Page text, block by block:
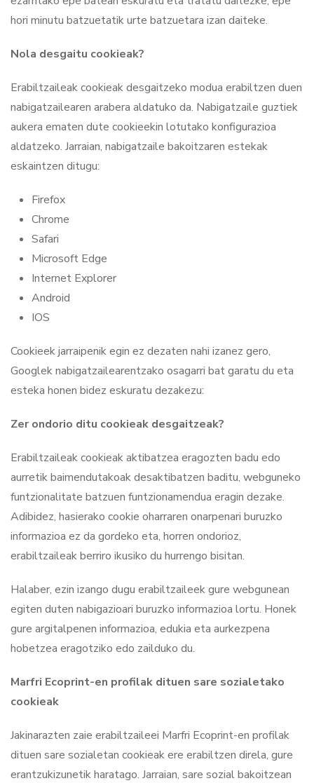
hori minutu batzuetatik urte batzuetara izan daiteke.
Nola desgaitu cookieak?
Erabiltzaileak cookieak desgaitzeko modua erabiltzen duen
nabigatzailearen arabera aldatuko da. Nabigatzaile guztiek
aukera ematen dute cookieekin lotutako konfigurazioa
aldatzeko. Jarraian, nabigatzaile bakoitzaren estekak
eskaintzen ditugu:
Firefox
Chrome
Safari
Microsoft Edge
Internet Explorer
Android
IOS
Cookieek jarraipenik egin ez dezaten nahi izanez gero,
Googlek nabigatzailearentzako osagarri bat garatu du eta
esteka honen bidez eskuratu dezakezu:
Zer ondorio ditu cookieak desgaitzeak?
Erabiltzaileak cookieak aktibatzea eragozten badu edo
aurretik baimendutakoak desaktibatzen baditu, webguneko
funtzionalitate batzuen funtzionamendua eragin dezake.
Adibidez, hasierako cookie oharraren onarpenari buruzko
informazioa ez da gordeko eta, horren ondorioz,
erabiltzaileak berriro ikusiko du hurrengo bisitan.
Halaber, ezin izango dugu erabiltzaileek gure webgunean
egiten duten nabigazioari buruzko informazioa lortu. Honek
gure argitalpenen informazioa, edukia eta aurkezpena
hobetzea eragotziko edo zailduko du.
Marfri Ecoprint-en profilak dituen sare sozialetako
cookieak
Jakinarazten zaie erabiltzaileei Marfri Ecoprint-en profilak
dituen sare sozialetan cookieak ere erabiltzen direla, gure
erantzukizunetik haratago. Jarraian, sare sozial bakoitzean